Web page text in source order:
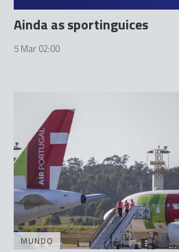
Ainda as sportinguices
5 Mar 02:00
MUNDO